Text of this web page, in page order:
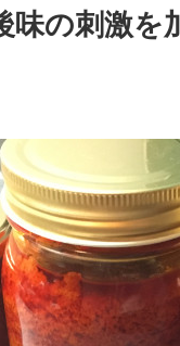
味の刺激を